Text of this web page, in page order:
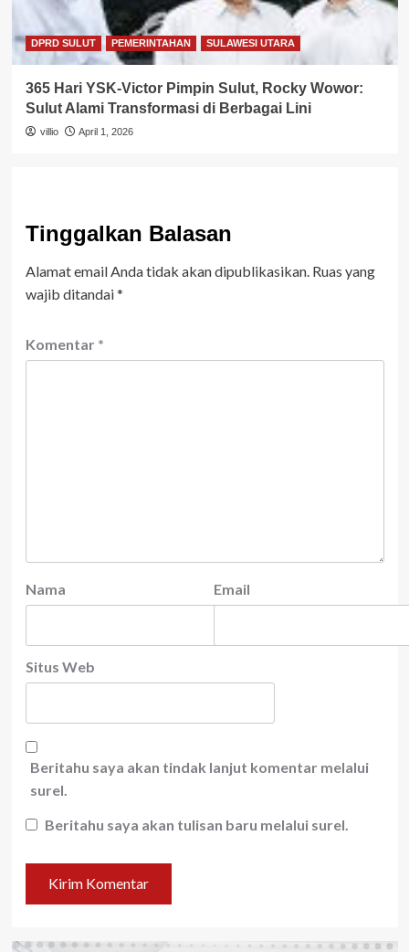
DPRD SULUT PEMERINTAHAN SULAWESI UTARA
365 Hari YSK-Victor Pimpin Sulut, Rocky Wowor:
Sulut Alami Transformasi di Berbagai Lini
villio April 1, 2026
Tinggalkan Balasan
Alamat email Anda tidak akan dipublikasikan. Ruas yang
wajib ditandai*
Komentar *
Nama Email
Situs Web
Beritahu saya akan tindak lanjut komentar melalui
surel.
Beritahu saya akan tulisan baru melalui surel.